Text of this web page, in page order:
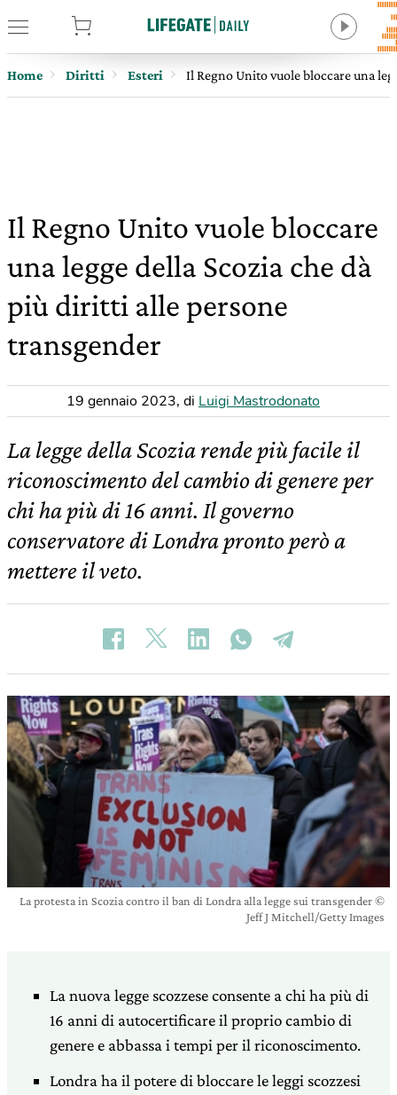
Home Diritti Esteri Il Regno Unito vuole bloccare una
Il Regno Unito vuole bloccare
una legge della Scozia che dà
più diritti alle persone
transgender
19 gennaio 2023, di Luigi Mastrodonato
La legge della Scozia rende più facile il
riconoscimento del cambio di genere per
chi ha più di 16 anni. Il governo
conservatore di Londra pronto però a
mettere il veto.
La protesta in Scozia contro il ban di Londra alla legge sui transgender ©
Jeff J Mitchell/Getty Images
La nuova legge scozzese consente a chi ha più di
16 anni di autocertificare il proprio cambio di
genere e abbassa i tempi per il riconoscimento.
Londra ha il potere di bloccare le leggi scozzesi